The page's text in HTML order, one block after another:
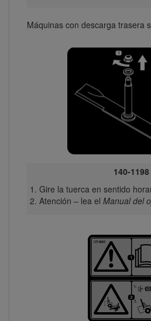
Máquinas con descarga trasera
140-1198
Gire la tuerca en sentido
Atención – lea el Manual del